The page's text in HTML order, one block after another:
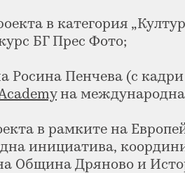
в категория
БГ Прес Фото;
Росина Пенчева (с кадри
на
в рамките на
инициатива,
Община Дряново и